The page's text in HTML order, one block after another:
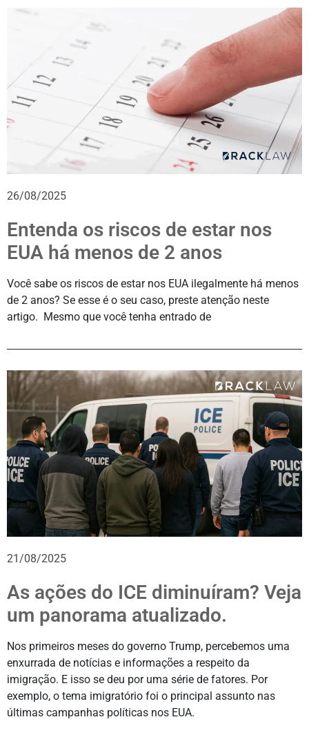
26/08/2025
Entenda os riscos de estar nos
EUA há menos de 2 anos
Você sabe os riscos de estar nos EUA ilegalmente há menos
de 2 anos? Se esse é o seu caso, preste atenção neste
artigo. Mesmo que você tenha entrado de
21/08/2025
As ações do ICE diminuíram? Veja
um panorama atualizado.
Nos primeiros meses do governo Trump, percebemos uma
enxurrada de notícias e informações a respeito da
imigração. E isso se deu por uma série de fatores. Por
exemplo, o tema imigratório foi o principal assunto nas
últimas campanhas políticas nos EUA.